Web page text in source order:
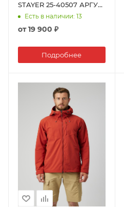
STAYER 25-40507 АРГУТ
муж.Есть в наличии: 13
от19 900 ₽
Подробнее